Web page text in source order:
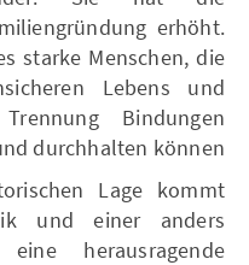
erhöht.
starke Menschen, die
Lebens und
Bindungen
durchhalten können.
Lage kommt
und einer anders
herausragende